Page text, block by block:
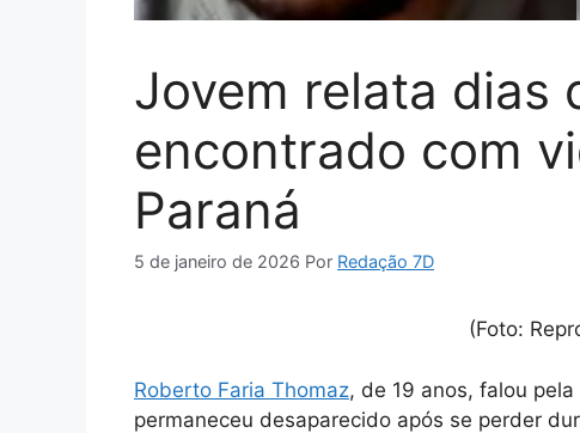
Jovem relata dias
encontrado com
Paraná
5 de janeiro de 2026 Por Redação 7D
(Foto:
Roberto Faria Thomaz, de 19 anos, falou
permaneceu desaparecido após se perder